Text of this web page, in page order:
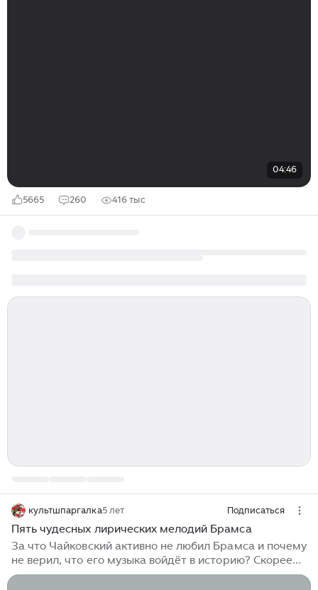
04:46
5665 260 416 тыс
культшпаргалка5 лет Подписаться
Пять чудесных лирических мелодий Брамса
За что Чайковский активно не любил Брамса и почему
не верил, что его музыка войдёт в историю? Скорее
всего, это что-то личное. ◼ Единственное интервью